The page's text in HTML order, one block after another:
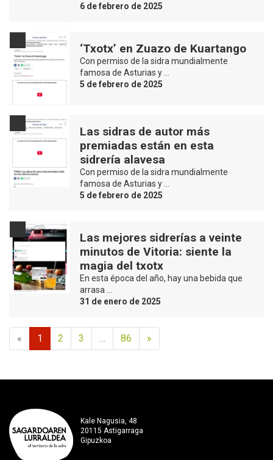
6 de febrero de 2025
‘Txotx’ en Zuazo de Kuartango
Con permiso de la sidra mundialmente
famosa de Asturias y …
5 de febrero de 2025
Las sidras de autor más
premiadas están en esta
sidrería alavesa
Con permiso de la sidra mundialmente
famosa de Asturias y …
5 de febrero de 2025
Las mejores sidrerías a veinte
minutos de Vitoria: siente la
magia del txotx
En esta época del año, hay una bebida que
arrasa …
31 de enero de 2025
« 1 2 3 86 »
Kale Nagusia, 48
20115 Astigarraga
Gipuzkoa